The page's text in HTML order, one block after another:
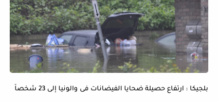
بلجيكا : ارتفاع حصيلة ضحايا الفيضانات فى والونيا إلى 23 شخصاً